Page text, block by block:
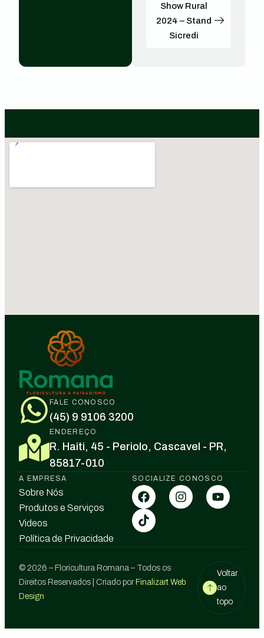
Show Rural
2024 – Stand
Sicredi
FALE CONOSCO
(45) 9 9106 3200
ENDEREÇO
R. Haiti, 45 - Periolo, Cascavel - PR,
85817-010
A EMPRESA
Sobre Nós
Produtos e Serviços
Videos
Política de Privacidade
SOCIALIZE CONOSCO
© 2026 – Floricultura Romana – Todos os
Direitos Reservados | Criado porFinalizart Web
Design
Voltar
ao
topo